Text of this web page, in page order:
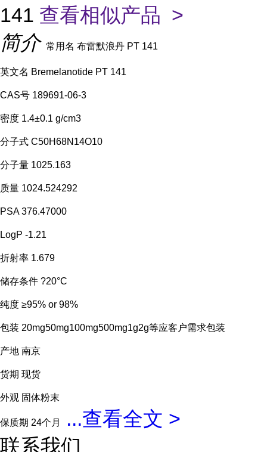
141 查看相似产品 >
简介 常用名 布雷默浪丹 PT 141
英文名 Bremelanotide PT 141
CAS号 189691-06-3
密度 1.4±0.1 g/cm3
分子式 C50H68N14O10
分子量 1025.163
质量 1024.524292
PSA 376.47000
LogP -1.21
折射率 1.679
储存条件 ?20°C
纯度 ≥95% or 98%
包装 20mg50mg100mg500mg1g2g等应客户需求包装
产地 南京
货期 现货
外观 固体粉末
保质期 24个月 ...查看全文 >
联系我们